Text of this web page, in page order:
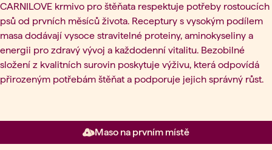
CARNILOVE krmivo pro štěňata respektuje potřeby rostoucích
psů od prvních měsíců života. Receptury s vysokým podílem
masa dodávají vysoce stravitelné proteiny, aminokyseliny a
energii pro zdravý vývoj a každodenní vitalitu. Bezobilné
složení z kvalitních surovin poskytuje výživu, která odpovídá
přirozeným potřebám štěňat a podporuje jejich správný růst.
Maso na prvním místě
Položka 2 z 3: Maso na prvním